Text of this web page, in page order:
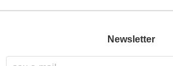
Newsletter